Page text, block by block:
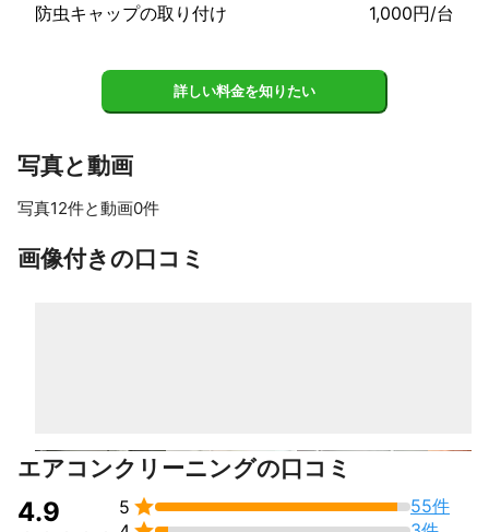
┗━━━━━━━━━━━━━━━┛
お安くない金額をちょうだいする分
キレイが笑顔を生むように、まごころを
皆様とお会いできる日を心より
これまでの実績
福祉施設
でのハウスクリーニング・エアコンクリーニング・家事代行
アピールポイント
┏━━━━━━━━━━━━━┓
キレイを笑顔に！
防虫キャップの取り付け
1,000円/台
詳しい料金を知りたい
写真と動画
写真12件と動画0件
画像付きの口コミ
エアコンクリーニングの口コミ
4.9 5 
55件